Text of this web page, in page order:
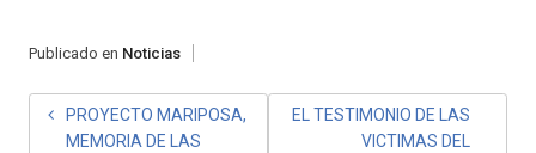
Publicado en Noticias
NAVEGACIÓN
PROYECTO MARIPOSA,
MEMORIA DE LAS
EL TESTIMONIO DE LAS
VICTIMAS DEL